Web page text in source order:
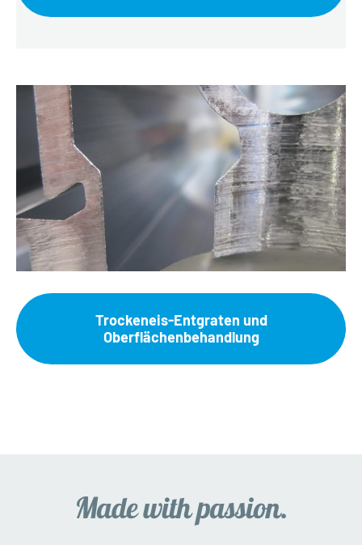
Trockeneis-Entgraten und
Oberflächenbehandlung